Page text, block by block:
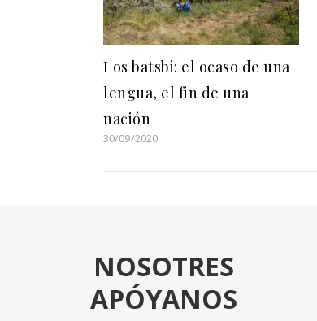
Los batsbi: el ocaso de una
lengua, el fin de una
nación
30/09/2020
NOSOTRES
APÓYANOS